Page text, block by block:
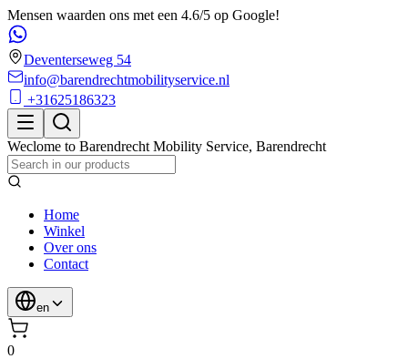
Mensen waarden ons met een 4.6/5 op Google!
Deventerseweg 54
info@barendrechtmobilityservice.nl
+31625186323
Weclome to Barendrecht Mobility Service, Barendrecht
Home
Winkel
Over ons
Contact
en
0